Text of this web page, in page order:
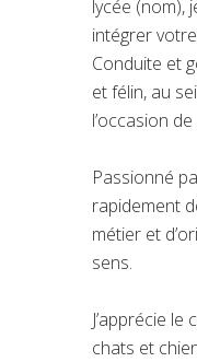
lycée (nom),
intégrer
Conduite et
et félin, au
l’occasion
Passionné
rapidement
métier et
sens.
J’apprécie
chats et